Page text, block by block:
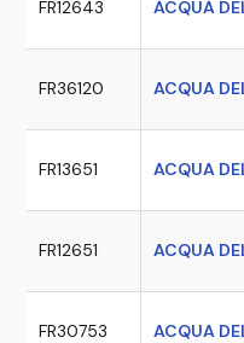
FR12643 ACQUA
FR36120 ACQUA
FR13651 ACQUA
FR12651 ACQUA
FR30753 ACQUA